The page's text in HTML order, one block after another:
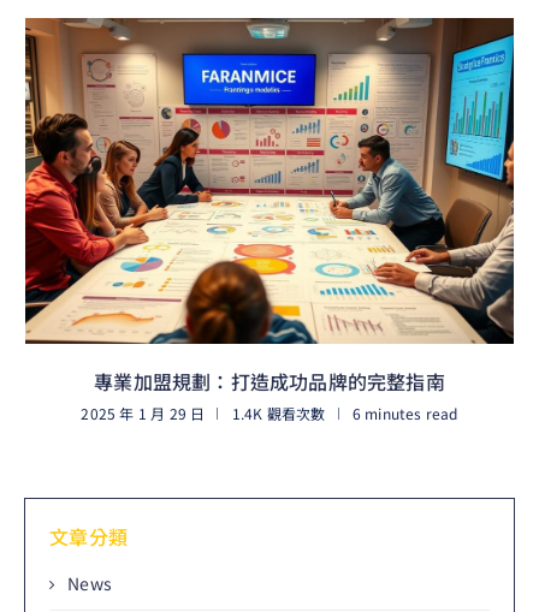
專業加盟規劃：打造成功品牌的完整指南
2025 年 1 月 29 日 1.4K 觀看次數
6 minutes read
文章分類
News